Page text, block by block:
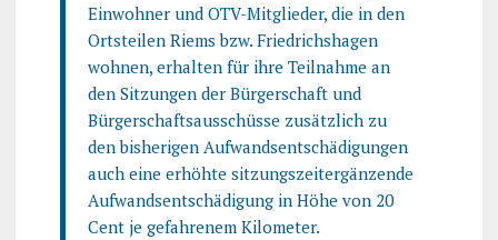
Einwohner und OTV-Mitglieder, die in den
Ortsteilen Riems bzw. Friedrichshagen
wohnen, erhalten für ihre Teilnahme an
den Sitzungen der Bürgerschaft und
Bürgerschaftsausschüsse zusätzlich zu
den bisherigen Aufwandsentschädigungen
auch eine erhöhte sitzungszeitergänzende
Aufwandsentschädigung in Höhe von 20
Cent je gefahrenem Kilometer.